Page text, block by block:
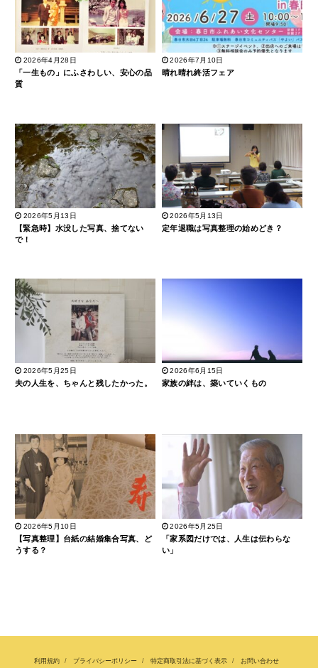
2026年4月28日
「一生もの」にふさわしい、安心の品
質
2026年7月10日
晴れ晴れ終活フェア
2026年5月13日
【緊急時】水没した写真、捨てない
で！
2026年5月13日
定年退職は写真整理の始めどき？
2026年5月25日
夫の人生を、ちゃんと残したかった。
2026年6月15日
家族の絆は、築いていくもの
2026年5月10日
【写真整理】台紙の結婚集合写真、ど
うする？
2026年5月25日
「家系図だけでは、人生は伝わらな
い」
利用規約 プライバシーポリシー 特定商取引法に基づく表示 お問い合わせ